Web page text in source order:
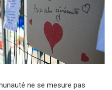
ne se mesure pas